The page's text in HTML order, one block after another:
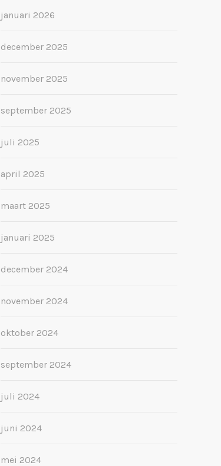
januari 2026
december 2025
november 2025
september 2025
juli 2025
april 2025
maart 2025
januari 2025
december 2024
november 2024
oktober 2024
september 2024
juli 2024
juni 2024
mei 2024